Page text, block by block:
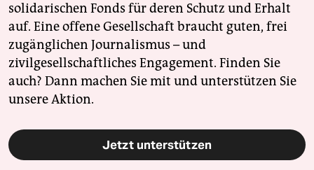
solidarischen Fonds für deren Schutz und Erhalt
auf. Eine offene Gesellschaft braucht guten, frei
zugänglichen Journalismus – und
zivilgesellschaftliches Engagement. Finden Sie
auch? Dann machen Sie mit und unterstützen Sie
unsere Aktion.
Jetzt unterstützen